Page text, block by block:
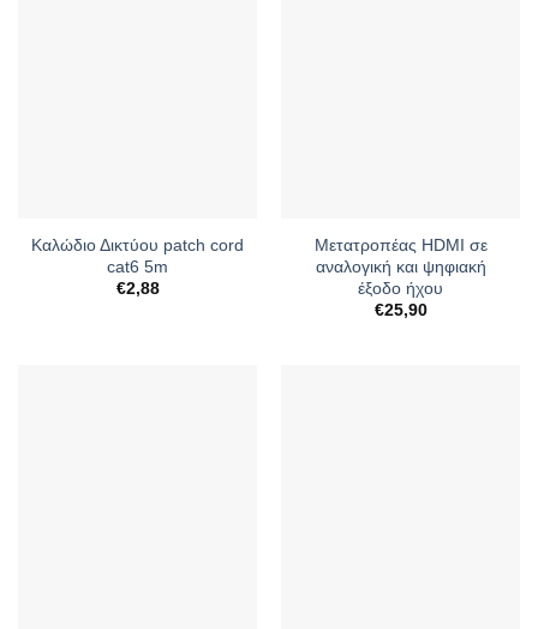
Καλώδιο Δικτύου patch cord
cat6 5m
€2,88
Μετατροπέας HDMI σε
αναλογική και ψηφιακή
έξοδο ήχου
€25,90